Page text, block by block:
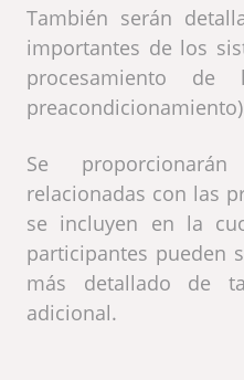
También serán
importantes de los
procesamiento de
Se
relacionadas con las
se incluyen en la
participantes pueden
más detallado de
adicional.